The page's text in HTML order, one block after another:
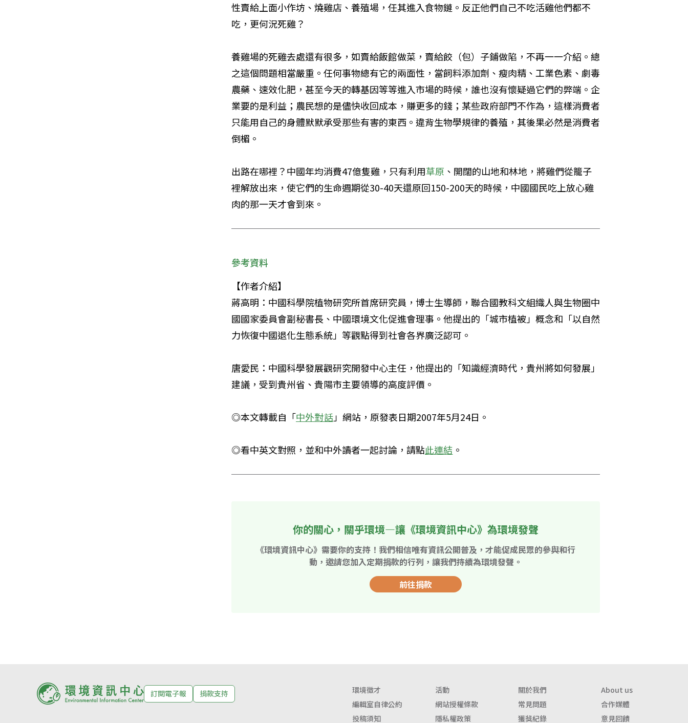
性賣給上面小作坊、燒雞店、養殖場，任其進入食物鏈。反正他們自己不吃――活雞他們都不
吃，更何況死雞？
養雞場的死雞去處還有很多，如賣給飯館做菜，賣給餃（包）子鋪做陷，不再一一介紹。總
之這個問題相當嚴重。任何事物總有它的兩面性，當飼料添加劑、瘦肉精、工業色素、劇毒
農藥、速效化肥，甚至今天的轉基因等等進入市場的時候，誰也沒有懷疑過它們的弊端。企
業要的是利益；農民想的是儘快收回成本，賺更多的錢；某些政府部門不作為，這樣消費者
只能用自己的身體默默承受那些有害的東西。違背生物學規律的養殖，其後果必然是消費者
倒楣。
出路在哪裡？中國年均消費47億隻雞，只有利用草原 、開闊的山地和林地，將雞們從籠子
裡解放出來，使它們的生命週期從30-40天還原回150-200天的時候，中國國民吃上放心雞
肉的那一天才會到來。
參考資料
【作者介紹】
蔣高明：中國科學院植物研究所首席研究員，博士生導師，聯合國教科文組織人與生物圈中
國國家委員會副秘書長、中國環境文化促進會理事。他提出的「城市植被」概念和「以自然
力恢復中國退化生態系統」等觀點得到社會各界廣泛認可。
唐愛民：中國科學發展觀研究開發中心主任，他提出的「知識經濟時代，貴州將如何發展」
建議，受到貴州省、貴陽市主要領導的高度評價。
◎本文轉載自「中外對話」網站，原發表日期2007年5月24日。
◎看中英文對照，並和中外讀者一起討論，請點此連結 。
你的關心，關乎環境—讓《環境資訊中心》為環境發聲
《環境資訊中心》需要你的支持！我們相信唯有資訊公開普及，才能促成民眾的參與和行
動，邀請您加入定期捐款的行列，讓我們持續為環境發聲。
前往捐款
訂閱電子報 捐款支持 環境徵才 活動 關於我們
About us
編輯室自律公約
網站授權條款 常見問題
合作媒體
投稿須知
隱私權政策 獲獎紀錄 意見回饋